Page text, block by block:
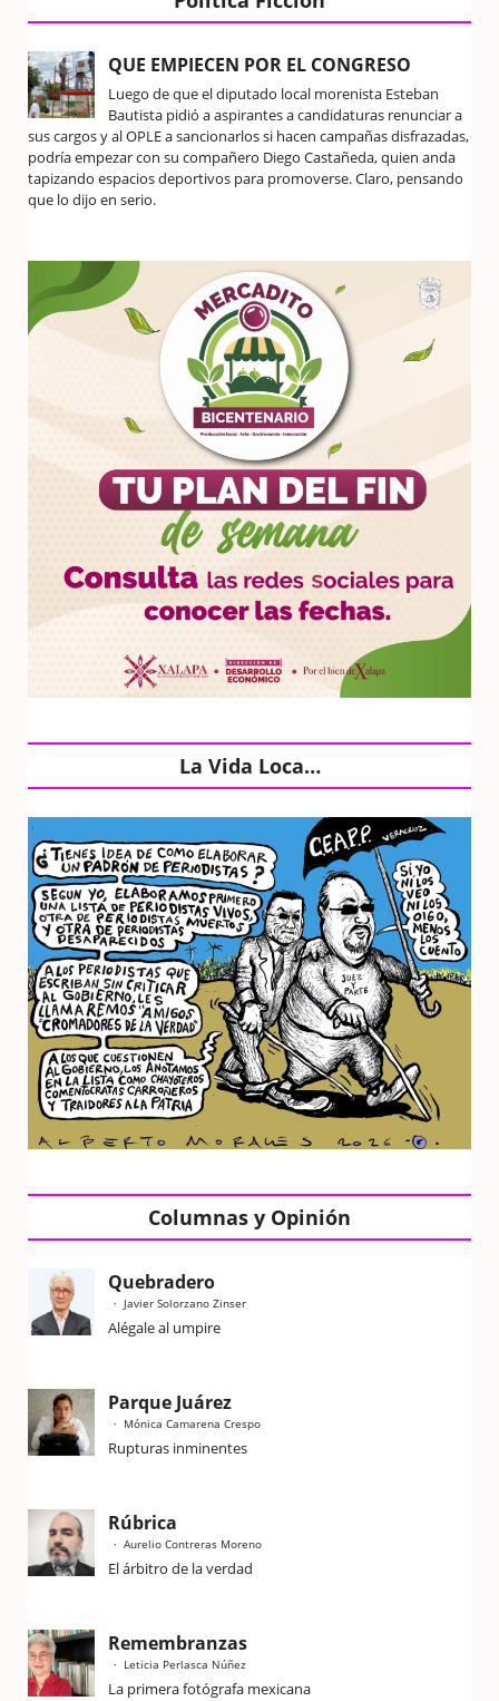
QUE EMPIECEN POR EL CONGRESO
Luego de que el diputado local morenista Esteban
Bautista pidió a aspirantes a candidaturas renunciar a
sus cargos y al OPLE a sancionarlos si hacen campañas disfrazadas,
podría empezar con su compañero Diego Castañeda, quien anda
tapizando espacios deportivos para promoverse. Claro, pensando
que lo dijo en serio.
La Vida Loca…
Columnas y Opinión
Quebradero
Javier Solorzano Zinser
Alégale al umpire
Parque Juárez
Mónica Camarena Crespo
Rupturas inminentes
Rúbrica
Aurelio Contreras Moreno
El árbitro de la verdad
Remembranzas
Leticia Perlasca Núñez
La primera fotógrafa mexicana